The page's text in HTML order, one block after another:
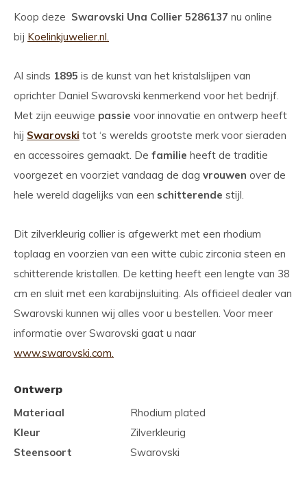
Koop deze Swarovski Una Collier 5286137 nu online
bij Koelinkjuwelier.nl.
Al sinds 1895 is de kunst van het kristalslijpen van
oprichter Daniel Swarovski kenmerkend voor het bedrijf.
Met zijn eeuwige passie voor innovatie en ontwerp heeft
hij Swarovski tot ‘s werelds grootste merk voor sieraden
en accessoires gemaakt. De familie heeft de traditie
voorgezet en voorziet vandaag de dag vrouwen over de
hele wereld dagelijks van een schitterende stijl.
Dit zilverkleurig collier is afgewerkt met een rhodium
toplaag en voorzien van een witte cubic zirconia steen en
schitterende kristallen. De ketting heeft een lengte van 38
cm en sluit met een karabijnsluiting. Als officieel dealer van
Swarovski kunnen wij alles voor u bestellen. Voor meer
informatie over Swarovski gaat u naar
www.swarovski.com.
Ontwerp
Materiaal
Rhodium plated
Kleur
Zilverkleurig
Steensoort
Swarovski